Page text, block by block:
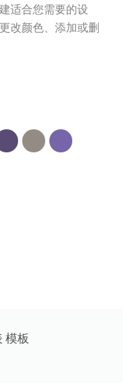
适合您需要的设
改颜色、添加或删
模板